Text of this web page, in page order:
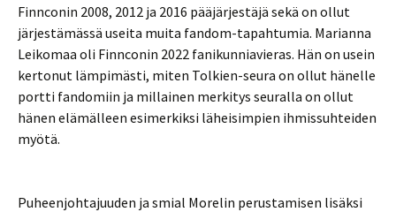
Finnconin 2008, 2012 ja 2016 pääjärjestäjä sekä on ollut
järjestämässä useita muita fandom-tapahtumia. Marianna
Leikomaa oli Finnconin 2022 fanikunniavieras. Hän on usein
kertonut lämpimästi, miten Tolkien-seura on ollut hänelle
portti fandomiin ja millainen merkitys seuralla on ollut
hänen elämälleen esimerkiksi läheisimpien ihmissuhteiden
myötä.
Puheenjohtajuuden ja smial Morelin perustamisen lisäksi